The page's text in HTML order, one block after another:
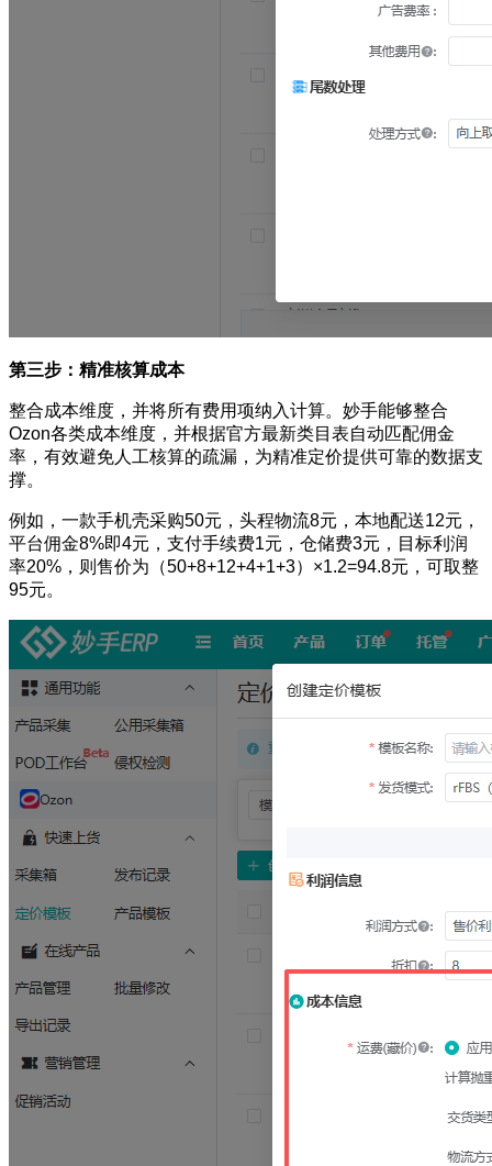
第三步：精准核算成本
整合成本维度，并将所有费用项纳入计算。妙手能够整合
Ozon各类成本维度，并根据官方最新类目表自动匹配佣金
率，有效避免人工核算的疏漏，为精准定价提供可靠的数据支
撑。
例如，一款手机壳采购50元，头程物流8元，本地配送12元，
平台佣金8%即4元，支付手续费1元，仓储费3元，目标利润
率20%，则售价为（50+8+12+4+1+3）×1.2=94.8元，可取整
95元。